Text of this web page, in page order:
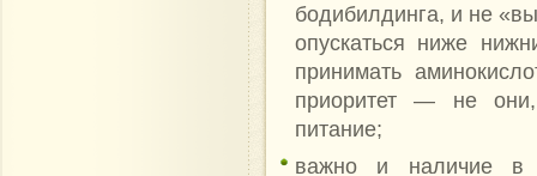
бодибилдинга, и не
опускаться ниже
принимать
приоритет — не
питание;
важно и наличие в